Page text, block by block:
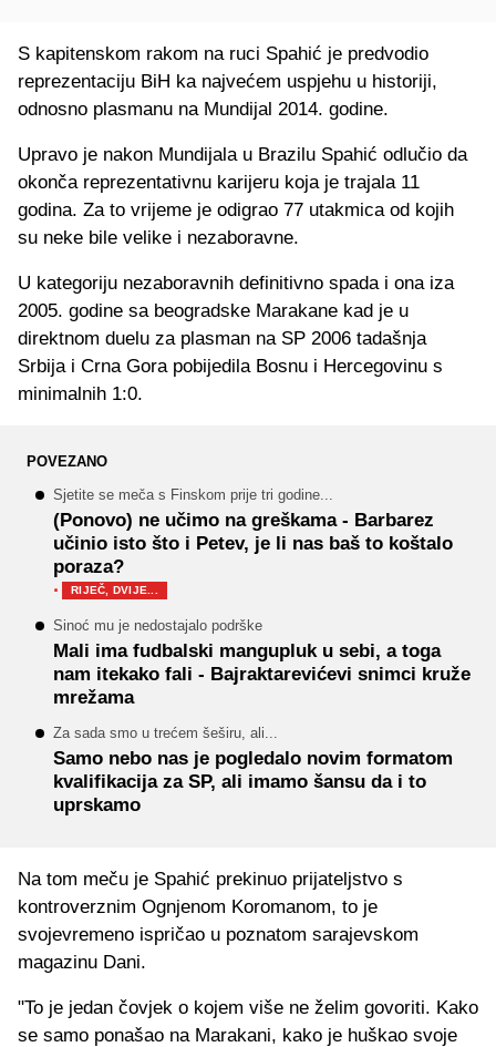
S kapitenskom rakom na ruci Spahić je predvodio
reprezentaciju BiH ka najvećem uspjehu u historiji,
odnosno plasmanu na Mundijal 2014. godine.
Upravo je nakon Mundijala u Brazilu Spahić odlučio da
okonča reprezentativnu karijeru koja je trajala 11
godina. Za to vrijeme je odigrao 77 utakmica od kojih
su neke bile velike i nezaboravne.
U kategoriju nezaboravnih definitivno spada i ona iza
2005. godine sa beogradske Marakane kad je u
direktnom duelu za plasman na SP 2006 tadašnja
Srbija i Crna Gora pobijedila Bosnu i Hercegovinu s
minimalnih 1:0.
POVEZANO
Sjetite se meča s Finskom prije tri godine...
(Ponovo) ne učimo na greškama - Barbarez
učinio isto što i Petev, je li nas baš to koštalo
poraza?
· RIJEČ, DVIJE...
Sinoć mu je nedostajalo podrške
Mali ima fudbalski mangupluk u sebi, a toga
nam itekako fali - Bajraktarevićevi snimci kruže
mrežama
Za sada smo u trećem šeširu, ali...
Samo nebo nas je pogledalo novim formatom
kvalifikacija za SP, ali imamo šansu da i to
uprskamo
Na tom meču je Spahić prekinuo prijateljstvo s
kontroverznim Ognjenom Koromanom, to je
svojevremeno ispričao u poznatom sarajevskom
magazinu Dani.
"To je jedan čovjek o kojem više ne želim govoriti. Kako
se samo ponašao na Marakani, kako je huškao svoje